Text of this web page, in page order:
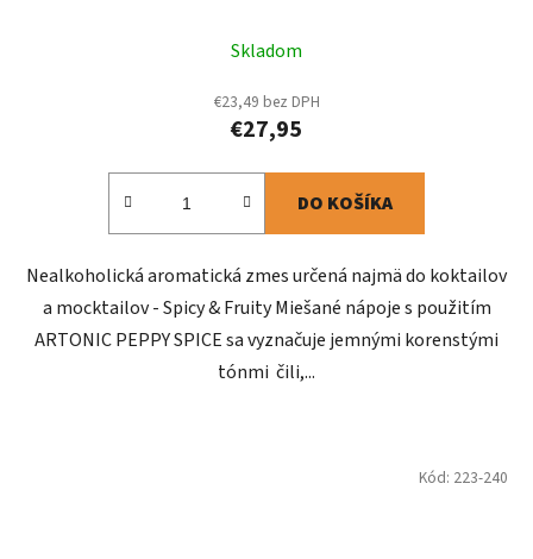
Skladom
€23,49 bez DPH
€27,95
DO KOŠÍKA
Nealkoholická aromatická zmes určená najmä do koktailov
a mocktailov - Spicy & Fruity Miešané nápoje s použitím
ARTONIC PEPPY SPICE sa vyznačuje jemnými korenstými
tónmi čili,...
Kód: 223-240